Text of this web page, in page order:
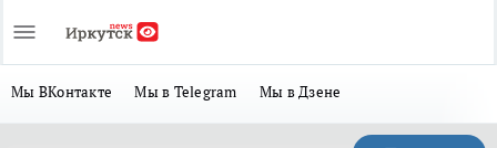
Мы ВКонтакте Мы в Telegram Мы в Дзене